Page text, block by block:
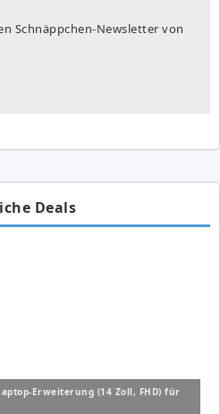
Schnäppchen-Newsletter von
Deals
Erweiterung (14 Zoll, FHD) für